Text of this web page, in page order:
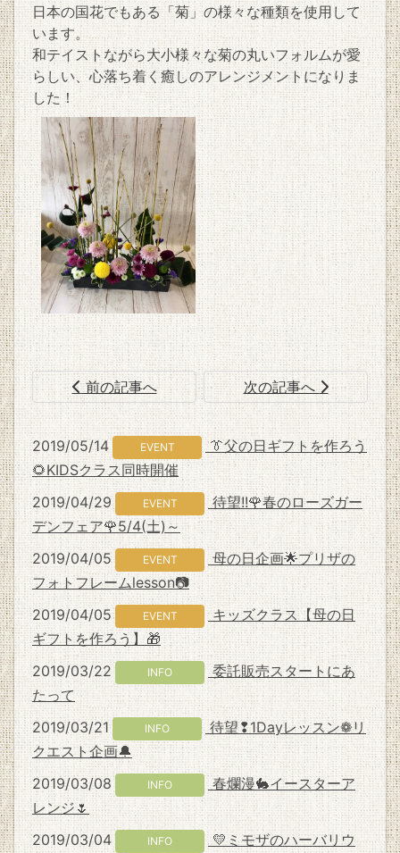
日本の国花でもある「菊」の様々な種類を使用して
います。
和テイストながら大小様々な菊の丸いフォルムが愛
らしい、心落ち着く癒しのアレンジメントになりま
した！
前の記事へ 次の記事へ
2019/05/14 EVENT
👔父の日ギフトを作ろう
🌻KIDSクラス同時開催
2019/04/29
EVENT
待望!!🌹春のローズガー
デンフェア🌹5/4(土)～
2019/04/05
EVENT
母の日企画🌟プリザの
フォトフレームlesson📷
2019/04/05
EVENT
キッズクラス【母の日
ギフトを作ろう】🎁
2019/03/22
INFO
委託販売スタートにあ
たって
2019/03/21
INFO
待望❢1Dayレッスン❁リ
クエスト企画🔔
2019/03/08
INFO
春爛漫🐇イースターア
レンジ🌷
2019/03/04
INFO
💛ミモザのハーバリウ